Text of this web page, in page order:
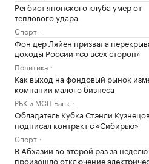
Регбист японского клуба умер от
теплового удара
Спорт
Фон дер Ляйен призвала
доходы России «со всех сторон»
Политика
Как выход на фондовый рынок
компании малого бизнеса
РБК и МСП Банк
Обладатель Кубка Стэнли Кузнецов
подписал контракт с «Сибирью»
Спорт
В Абхазии во второй раз за неделю
произошло отключение